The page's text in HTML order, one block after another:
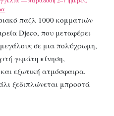
παζλ 1000 κομματιών
Djeco, που μεταφέρει
σε μια πολύχρωμη,
γεμάτη κίνηση,
εξωτική ατμόσφαιρα.
ξεδιπλώνεται μπροστά